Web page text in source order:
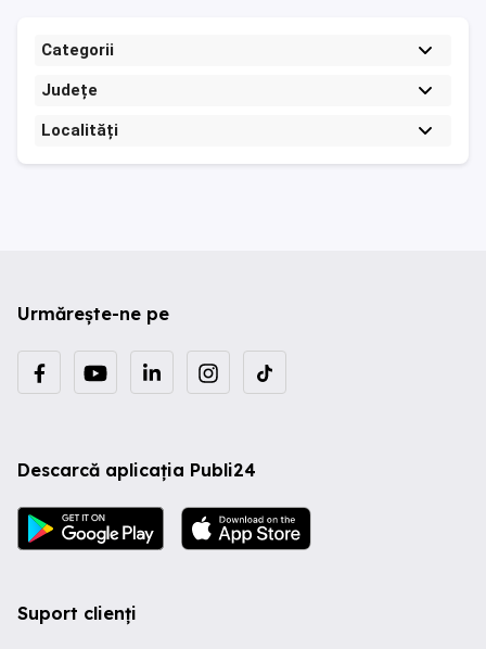
Categorii
Județe
Localități
Urmărește-ne pe
Descarcă aplicația Publi24
Suport clienți